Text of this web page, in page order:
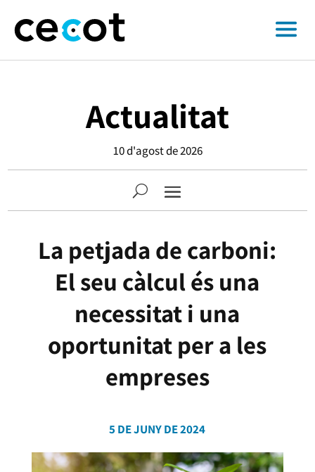
Actualitat
10 d'agost de 2026
La petjada de carboni:
El seu càlcul és una
necessitat i una
oportunitat per a les
empreses
5 DE JUNY DE 2024